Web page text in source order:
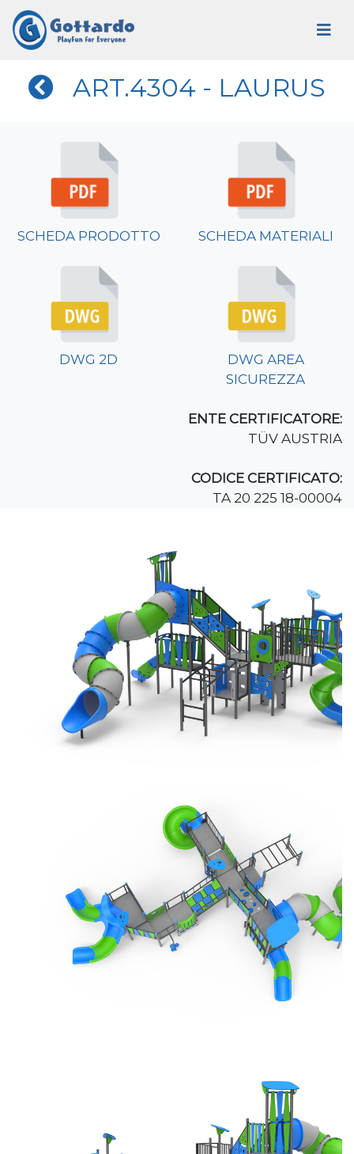
ART.4304 - LAURUS
SCHEDA PRODOTTO SCHEDA MATERIALI
DWG 2D
DWG AREA
SICUREZZA
ENTE CERTIFICATORE:
TÜV AUSTRIA
CODICE CERTIFICATO:
TA 20 225 18-00004